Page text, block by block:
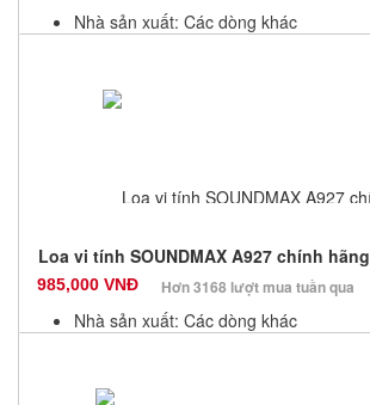
Nhà sản xuất: Các dòng khác
Số lượng: 100
Loa vi tính SOUNDMAX A927 chính hãng
985,000 VNĐ Hơn 3168 lượt mua tuần qua
Nhà sản xuất: Các dòng khác
Số lượng: 100